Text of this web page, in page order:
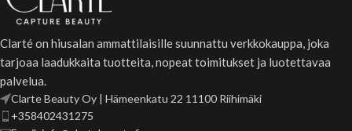
Clarté on hiusalan ammattilaisille suunnattu verkkokauppa, joka
tarjoaa laadukkaita tuotteita, nopeat toimitukset ja luotettavaa
palvelua.
Clarte Beauty Oy | Hämeenkatu 22 11100 Riihimäki
+358402431275